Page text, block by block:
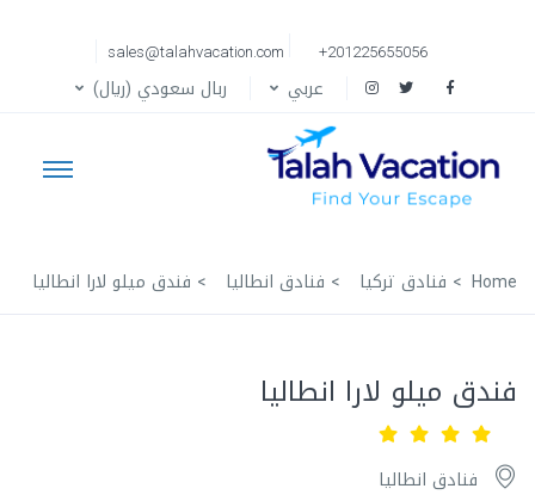
+201225655056
sales@talahvacation.com
عربي ربال سعودي (ريال)
Home فنادق تركيا فنادق انطاليا فندق ميلو لارا انطاليا
فندق ميلو لارا انطاليا
فنادق انطاليا